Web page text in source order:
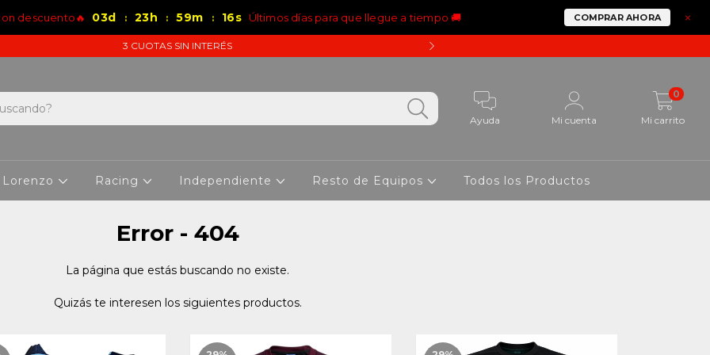
×
descuento🔥 03d : 23h : 59m : 16s Últimos días para que llegue a tiempo 🚚 COMPRAR AHORA
3 CUOTAS SIN INTERÉS
Ayuda Mi cuenta Mi carrito
0
Lorenzo Racing Independiente Resto de Equipos Todos los Productos
Error - 404
La página que estás buscando no existe.
Quizás te interesen los siguientes productos.